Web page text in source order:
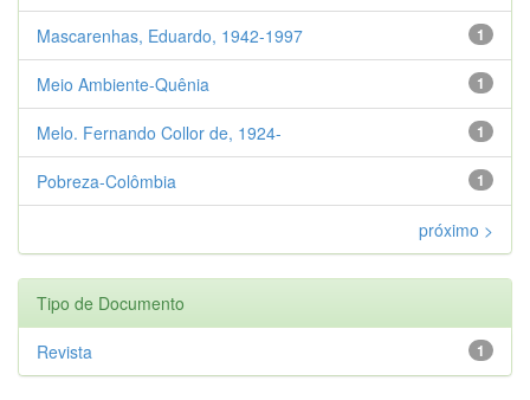
1
Mascarenhas, Eduardo, 1942-1997
1
Meio Ambiente-Quênia
1
Melo. Fernando Collor de, 1924-
1
Pobreza-Colômbia
próximo >
Tipo de Documento
1
Revista